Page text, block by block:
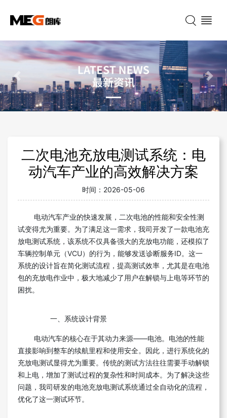
Previous Next
二次电池充放电测试系统：电
动汽车产业的高效解决方案
时间： 2026-05-06
电动汽车产业的快速发展，二次电池的性能和安全性测
试变得尤为重要。为了满足这一需求，我司开发了一款电池充
放电测试系统，该系统不仅具备强大的充放电功能，还模拟了
车辆控制单元（VCU）的行为，能够发送诊断服务ID。这一
系统的设计旨在简化测试流程，提高测试效率，尤其是在电池
包的充放电作业中，极大地减少了用户在解锁与上电等环节的
困扰。
一、系统设计背景
电动汽车的核心在于其动力来源——电池。电池的性能
直接影响到整车的续航里程和使用安全。因此，进行系统化的
充放电测试显得尤为重要。传统的测试方法往往需要手动解锁
和上电，增加了测试过程的复杂性和时间成本。为了解决这些
问题，我司研发的电池充放电测试系统通过全自动化的流程，
优化了这一测试环节。